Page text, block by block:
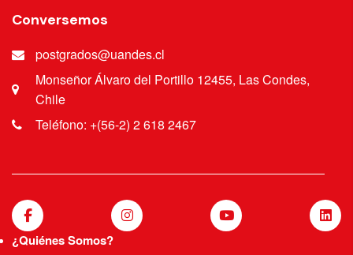
Conversemos
postgrados@uandes.cl
Monseñor Álvaro del Portillo 12455, Las Condes,
Chile
Teléfono: +(56-2) 2 618 2467
¿Quiénes Somos?